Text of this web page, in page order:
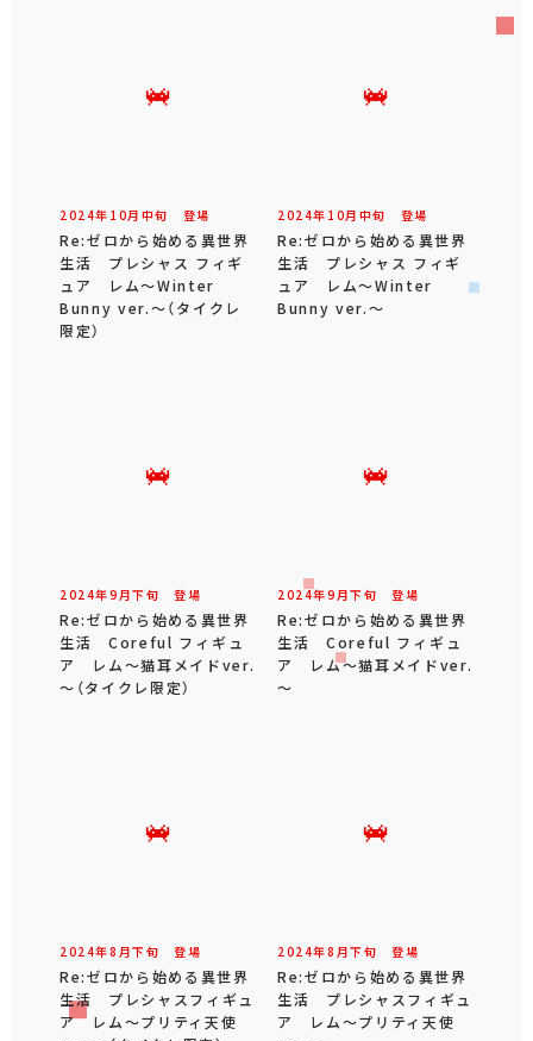
2024年 10月 中旬 登場
Re:ゼロから始める異世界
生活 プレシャス フィギ
ュア レム～Winter
Bunny ver.～（タイクレ
限定）
2024年 10月 中旬 登場
Re:ゼロから始める異世界
生活 プレシャス フィギ
ュア レム～Winter
Bunny ver.～
2024年9 月下旬 登場
Re:ゼロから始める異世界
生活 Coreful フィギュ
ア レム～猫耳メイドver.
～（タイクレ限定）
2024年9 月下旬 登場
Re:ゼロから始める異世界
生活 Coreful フィギュ
ア レム～猫耳メイドver.
～
2024年8 月下旬 登場
Re:ゼロから始める異世界
生活 プレシャスフィギュ
ア レム～プリティ天使
2024年8 月下旬 登場
Re:ゼロから始める異世界
生活 プレシャスフィギュ
ア レム～プリティ天使